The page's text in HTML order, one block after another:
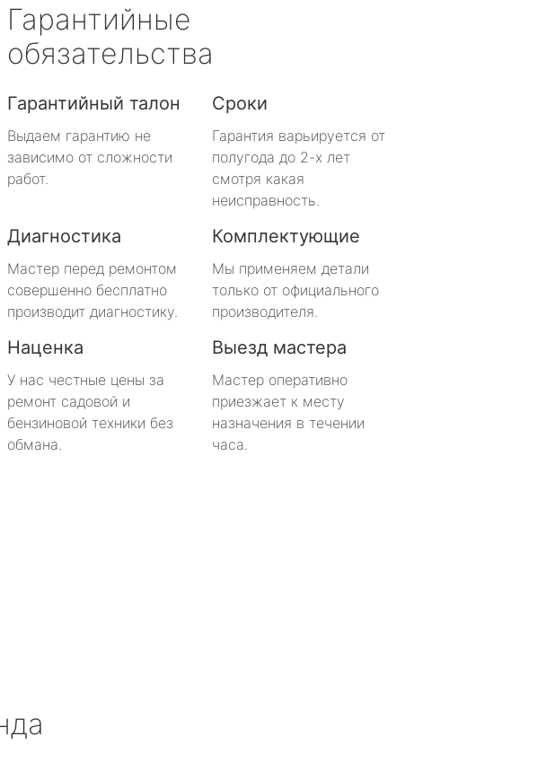
Гарантийные
обязательства
Гарантийный талон
Выдаем гарантию не
зависимо от сложности
работ.
Сроки
Гарантия варьируется от
полугода до 2-х лет
смотря какая
неисправность.
Диагностика
Мастер перед ремонтом
совершенно бесплатно
производит диагностику.
Комплектующие
Мы применяем детали
только от официального
производителя.
Наценка
У нас честные цены за
ремонт садовой и
бензиновой техники без
обмана.
Выезд мастера
Мастер оперативно
приезжает к месту
назначения в течении
часа.